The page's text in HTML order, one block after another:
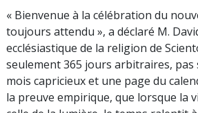
« Bienvenue à la célébration du
toujours attendu », a déclaré M.
ecclésiastique de la religion de
seulement 365 jours arbitraires, pas
mois capricieux et une page du
la preuve empirique, que lorsque la